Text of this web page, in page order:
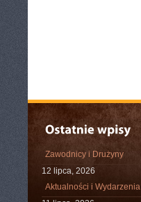
Zawodnicy i Drużyny
12 lipca, 2026
Aktualności i Wydarzenia